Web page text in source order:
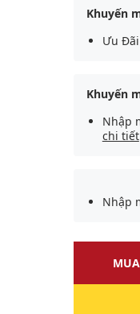
Khuyến
Ưu
Khuyến
Nhập
chi tiết
Nhập